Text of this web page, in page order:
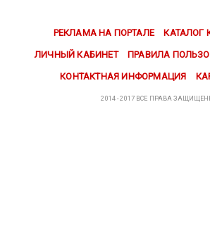
РЕКЛАМА НА ПОРТАЛЕ КАТАЛОГ
ЛИЧНЫЙ КАБИНЕТ ПРАВИЛА
КОНТАКТНАЯ ИНФОРМАЦИЯ
2014 - 2017 ВСЕ ПРАВА